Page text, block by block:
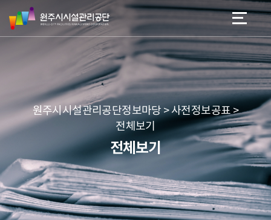
네
본문 바로가기
메뉴 바로가기
원
주
시
리
공
단
원주시시설관리공단정보마당 > 사전정보공표 >
전체보기
전체보기